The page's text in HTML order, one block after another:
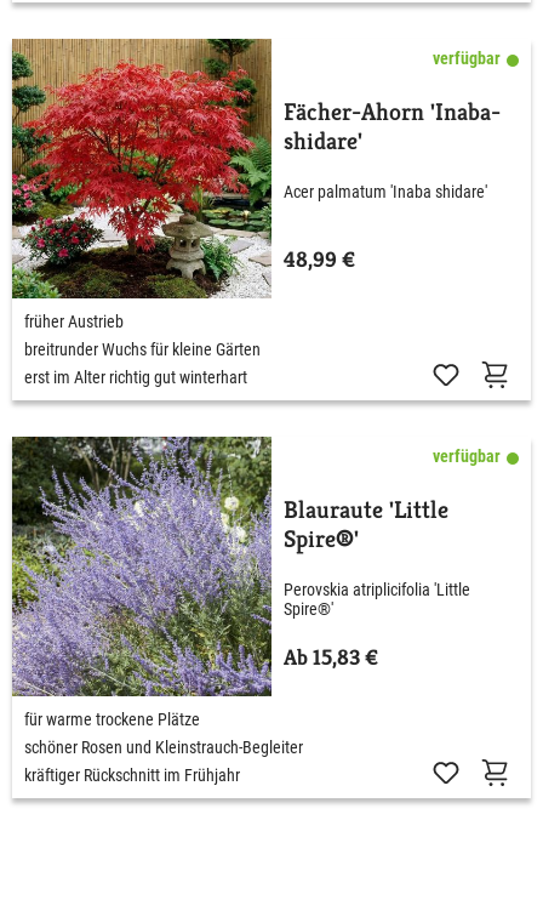
verfügbar
Fächer-Ahorn 'Inaba-
shidare'
Acer palmatum 'Inaba shidare'
48,99 €
früher Austrieb
breitrunder Wuchs für kleine Gärten
erst im Alter richtig gut winterhart
verfügbar
Blauraute 'Little
Spire®'
Perovskia atriplicifolia 'Little
Spire®'
Ab 15,83 €
für warme trockene Plätze
schöner Rosen und Kleinstrauch-Begleiter
kräftiger Rückschnitt im Frühjahr